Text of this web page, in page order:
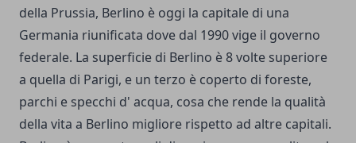
della Prussia, Berlino è oggi la capitale di una
Germania riunificata dove dal 1990 vige il governo
federale. La superficie di Berlino è 8 volte superiore
a quella di Parigi, e un terzo è coperto di foreste,
parchi e specchi d' acqua, cosa che rende la qualità
della vita a Berlino migliore rispetto ad altre capitali.